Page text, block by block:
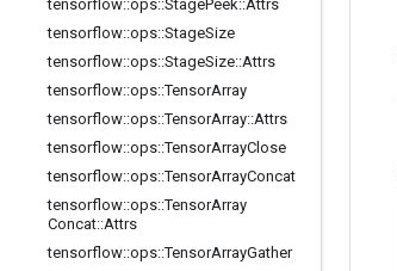
tensorflow::ops::StagePeek::Attrs
tensorflow::ops::StageSize
tensorflow::ops::StageSize::Attrs
tensorflow::ops::TensorArray
tensorflow::ops::TensorArray::Attrs
tensorflow::ops::TensorArrayClose
tensorflow::ops::TensorArrayConcat
tensorflow::ops::TensorArray
Concat::Attrs
tensorflow::ops::TensorArrayGather